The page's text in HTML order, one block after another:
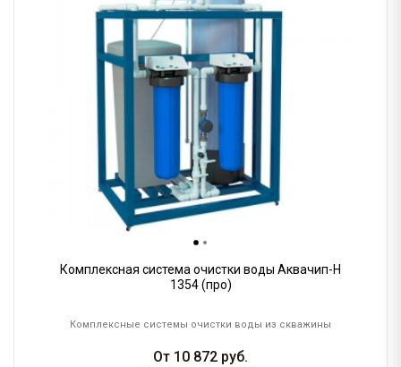
Комплексная система очистки воды Аквачип-H
1354 (про)
Комплексные системы очистки воды из скважины
От 10 872 руб.